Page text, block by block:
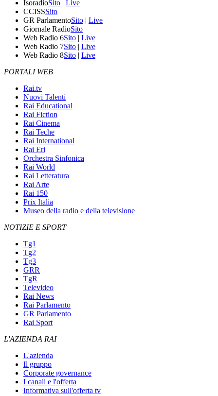
IsoradioSito | Live
CCISSSito
GR ParlamentoSito | Live
Giornale RadioSito
Web Radio 6Sito | Live
Web Radio 7Sito | Live
Web Radio 8Sito | Live
PORTALI WEB
Rai.tv
Nuovi Talenti
Rai Educational
Rai Fiction
Rai Cinema
Rai Teche
Rai International
Rai Eri
Orchestra Sinfonica
Rai World
Rai Letteratura
Rai Arte
Rai 150
Prix Italia
Museo della radio e della televisione
NOTIZIE E SPORT
Tg1
Tg2
Tg3
GRR
TgR
Televideo
Rai News
Rai Parlamento
GR Parlamento
Rai Sport
L'AZIENDA RAI
L'azienda
Il gruppo
Corporate governance
I canali e l'offerta
Informativa sull'offerta tv